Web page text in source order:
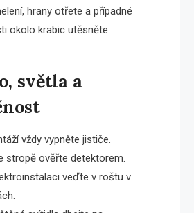
hrany otřete a případné
okolo krabic utěsněte
světla a
vždy vypněte jističe.
stropě ověřte detektorem.
veďte v roštu v